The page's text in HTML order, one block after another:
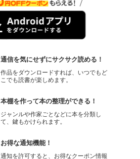
通信を気にせずにサクサク読める！
作品をダウンロードすれば、いつでもど
こでも読書が楽しめます。
本棚を作って本の整理ができる！
ジャンルや作家ごとなどに本を分類し
て、鍵もかけられます。
お得な通知機能！
通知を許可すると、お得なクーポン情報